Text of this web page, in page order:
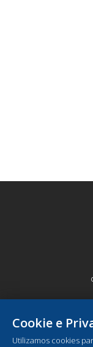
Cookie e
Utilizamos cookies